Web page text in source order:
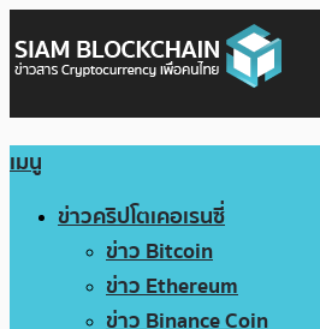
เมนู
ข่าวคริปโตเคอเรนซี่
ข่าว Bitcoin
ข่าว Ethereum
ข่าว Binance Coin